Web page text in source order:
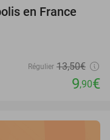
27%
en France
Régulier 13,50€
9,90€